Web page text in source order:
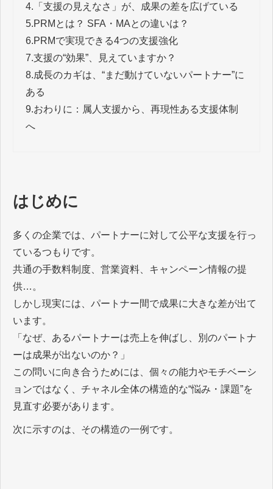
4. 「支援の見えなさ」が、成果の差を広げている
5.PRMとは？ SFA・MAとの違いは？
6.PRMで実現できる4つの支援強化
7.支援の“効果”、見えていますか？
8.成長のカギは、“まだ動けていないパートナー”に
ある
9.おわりに：属人支援から、再現性ある支援体制
へ
はじめに
多くの企業では、パートナーに対して公平な支援を行っ
ているつもりです。
共通の手数料制度、営業資料、キャンペーン情報の提
供…。
しかし現実には、パートナー間で成果に大きな差が出て
います。
「なぜ、あるパートナーは売上を伸ばし、別のパートナ
ーは成果が出ないのか？」
この問いに向き合うためには、個々の能力やモチベーシ
ョンではなく、チャネル全体の構造的な“悩み・課題”を
見直す必要があります。
次に示すのは、その構造の一例です。